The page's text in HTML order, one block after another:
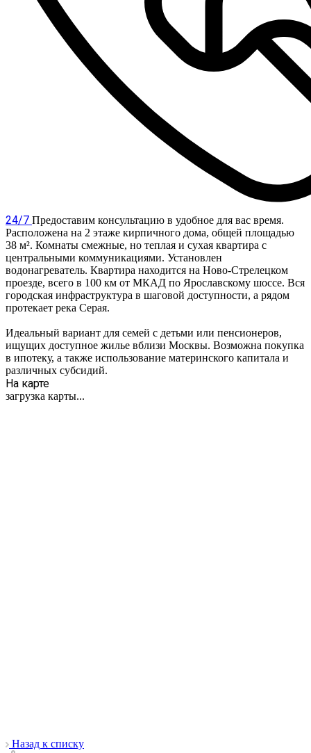
24/7 Предоставим консультацию в удобное для вас время.
Расположена на 2 этаже кирпичного дома, общей площадью
38 м². Комнаты смежные, но теплая и сухая квартира с
центральными коммуникациями. Установлен
водонагреватель. Квартира находится на Ново-Стрелецком
проезде, всего в 100 км от МКАД по Ярославскому шоссе. Вся
городская инфраструктура в шаговой доступности, а рядом
протекает река Серая.
Идеальный вариант для семей с детьми или пенсионеров,
ищущих доступное жилье вблизи Москвы. Возможна покупка
в ипотеку, а также использование материнского капитала и
различных субсидий.
На карте
загрузка карты...
Назад к списку